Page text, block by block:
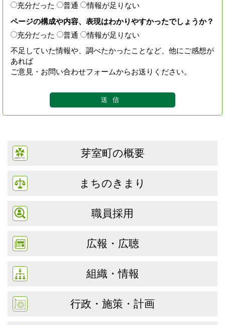
充分だった
普通
情報が足りない
ページの構成や内容、表現はわかりやすかったでしょうか？
充分だった
普通
情報が足りない
不足していた情報や、調べたかったことなど、他にご感想が
あれば
ご意見・お問い合わせフォームからお送りください。
芽室町の概要
まちのきまり
職員採用
広報・広聴
組織・情報
行政・施策・計画